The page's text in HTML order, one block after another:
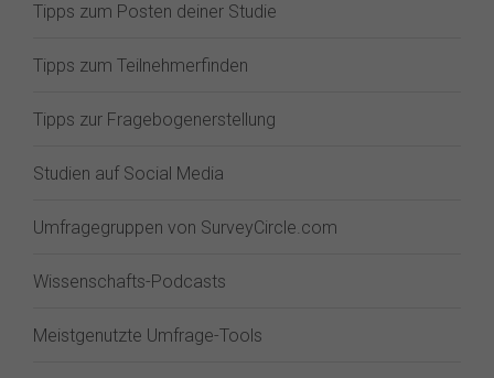
Tipps zum Posten deiner Studie
Tipps zum Teilnehmerfinden
Tipps zur Fragebogenerstellung
Studien auf Social Media
Umfragegruppen von SurveyCircle.com
Wissenschafts-Podcasts
Meistgenutzte Umfrage-Tools